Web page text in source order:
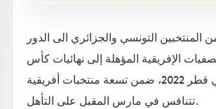
المنتخبين التونسي والجزائري الى الدور
الإفريقية المؤهلة إلى نهائيات كأس
العالم في قطر 2022، ضمن تسعة منتخبات أفريقية
تتنافس في مارس المقبل على التأهل.